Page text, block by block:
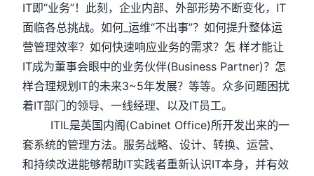
IT即“业务”！此刻，企业内部、外部形势不断变化，IT
面临各总挑战。如何_运维“不出事”？如何提升整体运
营管理效率？如何快速响应业务的需求？怎 样才能让
IT成为董事会眼中的业务伙伴(Business Partner)？怎
样合理规划IT的未来3~5年发展？等等。众多问题困扰
着IT部门的领导、一线经理、以及IT员工。
ITIL是英国内阁(Cabinet Office)所开发出来的一
套系统的管理方法。服务战略、设计、转换、运营、
和持续改进能够帮助IT实践者重新认识IT本身，并有效